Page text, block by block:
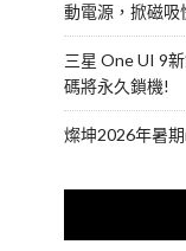
動電源，掀磁吸
三星 One UI 9
碼將永久鎖機!
燦坤2026年暑